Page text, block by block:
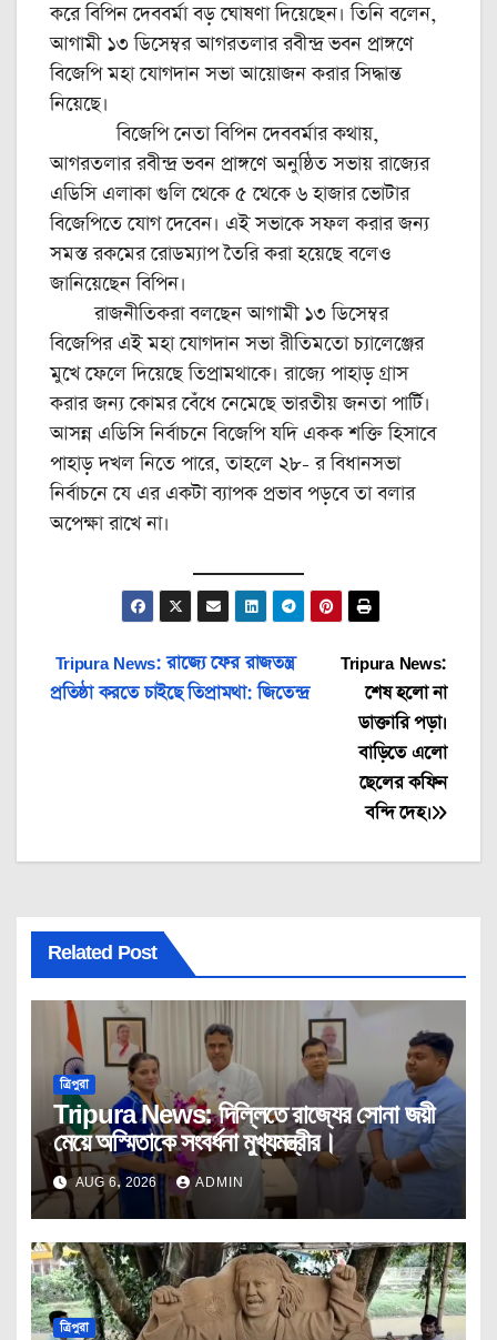
করে বিপিন দেববর্মা বড় ঘোষণা দিয়েছেন। তিনি বলেন,
আগামী ১৩ ডিসেম্বর আগরতলার রবীন্দ্র ভবন প্রাঙ্গণে
বিজেপি মহা যোগদান সভা আয়োজন করার সিদ্ধান্ত
নিয়েছে।
বিজেপি নেতা বিপিন দেববর্মার কথায়,
আগরতলার রবীন্দ্র ভবন প্রাঙ্গণে অনুষ্ঠিত সভায় রাজ্যের
এডিসি এলাকা গুলি থেকে ৫ থেকে ৬ হাজার ভোটার
বিজেপিতে যোগ দেবেন। এই সভাকে সফল করার জন্য
সমস্ত রকমের রোডম্যাপ তৈরি করা হয়েছে বলেও
জানিয়েছেন বিপিন।
রাজনীতিকরা বলছেন আগামী ১৩ ডিসেম্বর
বিজেপির এই মহা যোগদান সভা রীতিমতো চ্যালেঞ্জের
মুখে ফেলে দিয়েছে তিপ্রামথাকে। রাজ্যে পাহাড় গ্রাস
করার জন্য কোমর বেঁধে নেমেছে ভারতীয় জনতা পার্টি।
আসন্ন এডিসি নির্বাচনে বিজেপি যদি একক শক্তি হিসাবে
পাহাড় দখল নিতে পারে, তাহলে ২৮- র বিধানসভা
নির্বাচনে যে এর একটা ব্যাপক প্রভাব পড়বে তা বলার
অপেক্ষা রাখে না।
Post
navigation
Tripura News:
শেষ হলো না
ডাক্তারি পড়া।
বাড়িতে এলো
ছেলের কফিন
বন্দি দেহ।
Tripura News: রাজ্যে ফের রাজতন্ত্র
প্রতিষ্ঠা করতে চাইছে তিপ্রামথা: জিতেন্দ্র
Related Post
ত্রিপুরা
Tripura News: দিল্লিতে রাজ্যের সোনা জয়ী
মেয়ে অস্মিতাকে সংবর্ধনা মুখ্যমন্ত্রীর।
AUG 6, 2026 ADMIN
ত্রিপুরা